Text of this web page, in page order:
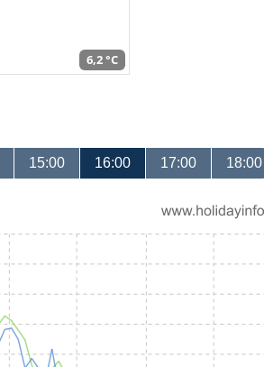
6,2 °C
15:00 16:00 17:00 18:00